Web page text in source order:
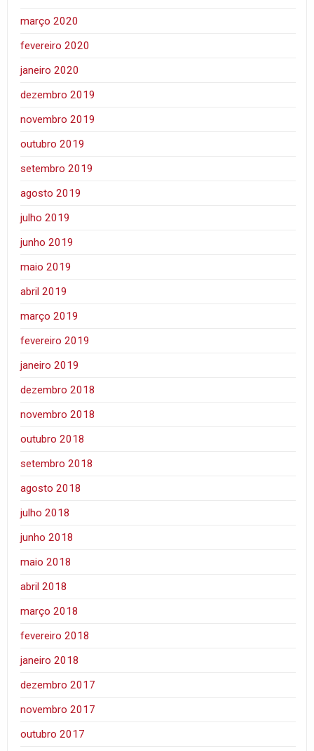
março 2020
fevereiro 2020
janeiro 2020
dezembro 2019
novembro 2019
outubro 2019
setembro 2019
agosto 2019
julho 2019
junho 2019
maio 2019
abril 2019
março 2019
fevereiro 2019
janeiro 2019
dezembro 2018
novembro 2018
outubro 2018
setembro 2018
agosto 2018
julho 2018
junho 2018
maio 2018
abril 2018
março 2018
fevereiro 2018
janeiro 2018
dezembro 2017
novembro 2017
outubro 2017